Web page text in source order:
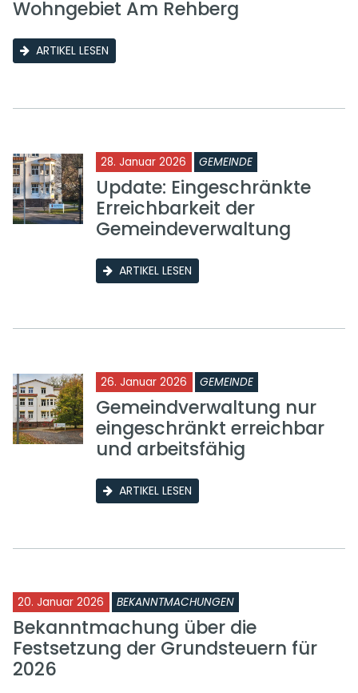
Wohngebiet Am Rehberg
ARTIKEL LESEN
28. Januar 2026 GEMEINDE
Update: Eingeschränkte
Erreichbarkeit der
Gemeindeverwaltung
ARTIKEL LESEN
26. Januar 2026 GEMEINDE
Gemeindverwaltung nur
eingeschränkt erreichbar
und arbeitsfähig
ARTIKEL LESEN
20. Januar 2026 BEKANNTMACHUNGEN
Bekanntmachung über die
Festsetzung der Grundsteuern für
2026